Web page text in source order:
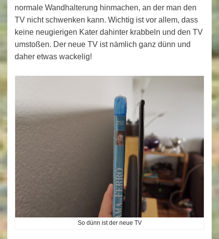
normale Wandhalterung hinmachen, an der man den
TV nicht schwenken kann. Wichtig ist vor allem, dass
keine neugierigen Kater dahinter krabbeln und den TV
umstoßen. Der neue TV ist nämlich ganz dünn und
daher etwas wackelig!
So dünn ist der neue TV